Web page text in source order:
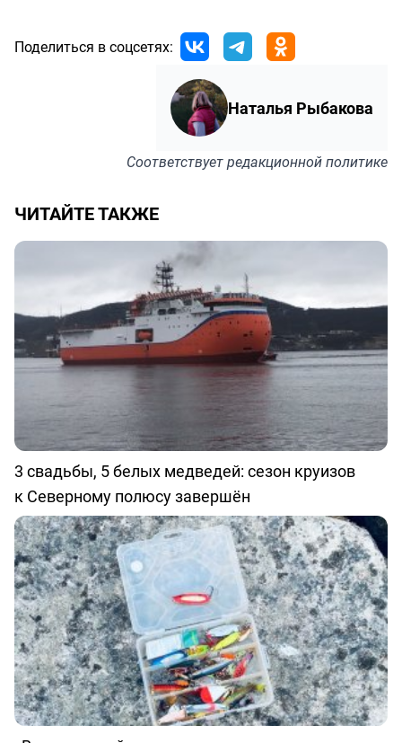
Поделиться в соцсетях:
Наталья Рыбакова
Соответствуетредакционной политике
ЧИТАЙТЕ ТАКЖЕ
3 свадьбы, 5 белых медведей: сезон круизов
к Северному полюсу завершён